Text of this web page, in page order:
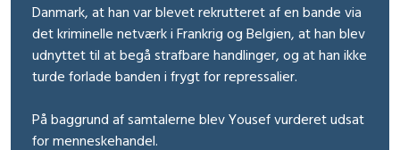
Danmark, at han var blevet rekrutteret af en bande via
det kriminelle netværk i Frankrig og Belgien, at han blev
udnyttet til at begå strafbare handlinger, og at han ikke
turde forlade banden i frygt for repressalier.
På baggrund af samtalerne blev Yousef vurderet udsat
for menneskehandel.